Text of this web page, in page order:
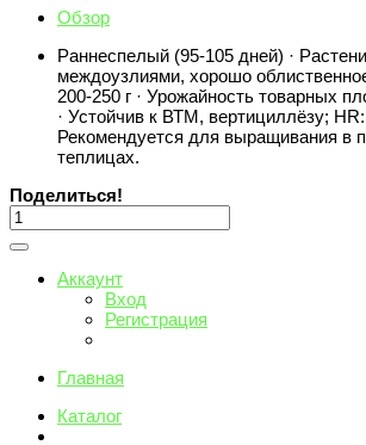
Обзор
Раннеспелый (95-105 дней) ·
междоузлиями, хорошо
200-250 г · Урожайность товарных
· Устойчив к ВТМ, вертициллёзу;
Рекомендуется для выращивания в
теплицах.
Поделиться!
Аккаунт
Вход
Регистрация
Главная
Каталог